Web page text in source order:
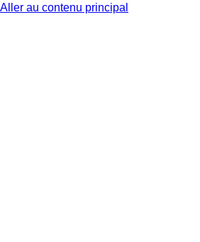
Aller au contenu principal